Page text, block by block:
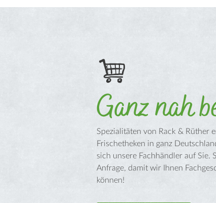
Ganz nah
Spezialitäten von Rack & Rüther
Frischetheken in ganz
sich unsere Fachhändler auf Sie.
Anfrage, damit wir Ihnen
können!